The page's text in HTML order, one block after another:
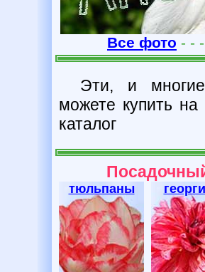
Все фото - -
Эти, и
можете купить
каталог
тюльпаны